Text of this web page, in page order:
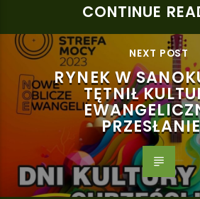
CONTINUE
NEXT POST
RYNEK W
TĘTNIŁ